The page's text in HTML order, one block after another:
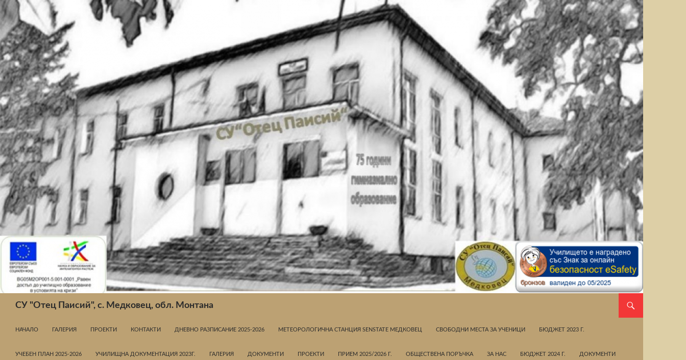
СУ "Отец Паисий", с. Медковец, обл. Монтана
НАЧАЛО
ГАЛЕРИЯ ПРОЕКТИ КОНТАКТИ ДНЕВНО РАЗПИСАНИЕ 2025-2026 МЕТЕОРОЛОГИЧНА СТАНЦИЯ SENSTATE МЕДКОВЕЦ СВОБОДНИ МЕСТА ЗА УЧЕНИЦИ БЮДЖЕТ 2023 Г.
УЧЕБЕН ПЛАН 2025-2026 УЧИЛИЩНА ДОКУМЕНТАЦИЯ 2023Г. ГАЛЕРИЯ ДOКУМЕНТИ ПРОЕКТИ ПРИЕМ 2025/2026 Г. ОБЩЕСТВЕНА ПОРЪЧКА ЗА НАС БЮДЖЕТ 2024 Г. ДOКУМЕНТИ